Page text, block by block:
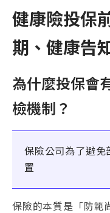
健康險投保
期、健康告
為什麼投保會
檢機制？
保險公司為了避免
置
保險的本質是「防範